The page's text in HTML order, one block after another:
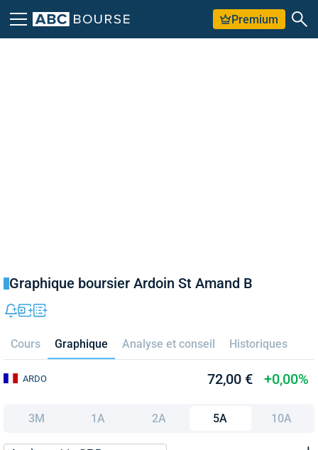
Premium
Graphique boursier Ardoin St Amand B
Cours Graphique Analyse et conseil Historiques
ARDO 72,00 € +0,00%
3M 1A 2A 5A 10A